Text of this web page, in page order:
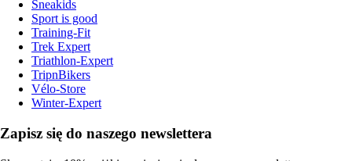
Sneakids
Sport is good
Training-Fit
Trek Expert
Triathlon-Expert
TripnBikers
Vélo-Store
Winter-Expert
Zapisz się do naszego newslettera